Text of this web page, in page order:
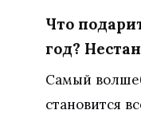
Что
год?
Самый
становится